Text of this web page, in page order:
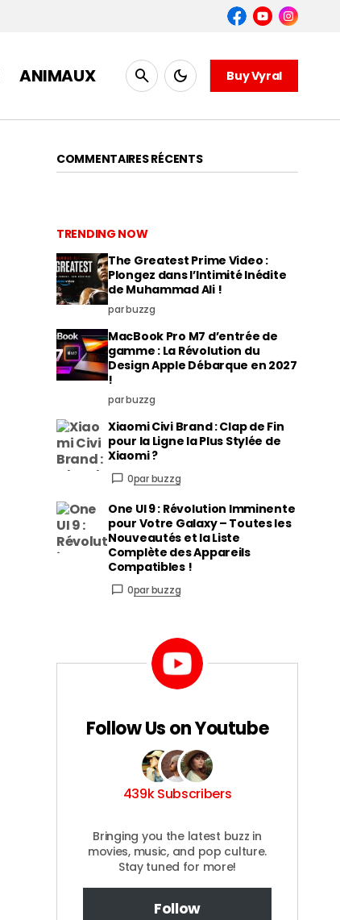
ANIMAUX Buy Vyral
COMMENTAIRES RÉCENTS
TRENDING NOW
The Greatest Prime Video :
Plongez dans l’Intimité Inédite
de Muhammad Ali !
par buzzg
MacBook Pro M7 d’entrée de
gamme : La Révolution du
Design Apple Débarque en 2027
!
par buzzg
Xiaomi Civi Brand : Clap de Fin
pour la Ligne la Plus Stylée de
Xiaomi ?
0par buzzg
One UI 9 : Révolution Imminente
pour Votre Galaxy – Toutes les
Nouveautés et la Liste
Complète des Appareils
Compatibles !
0par buzzg
Follow Us on Youtube
439k Subscribers
Bringing you the latest buzz in
movies, music, and pop culture.
Stay tuned for more!
Follow